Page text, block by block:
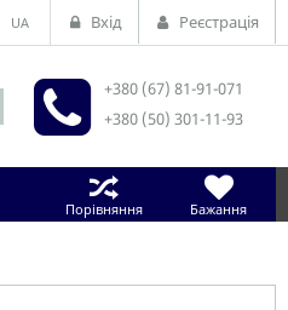
UA Вхід Реєстрація
+380 (67) 81-91-071
+380 (50) 301-11-93
Порівняння Бажання